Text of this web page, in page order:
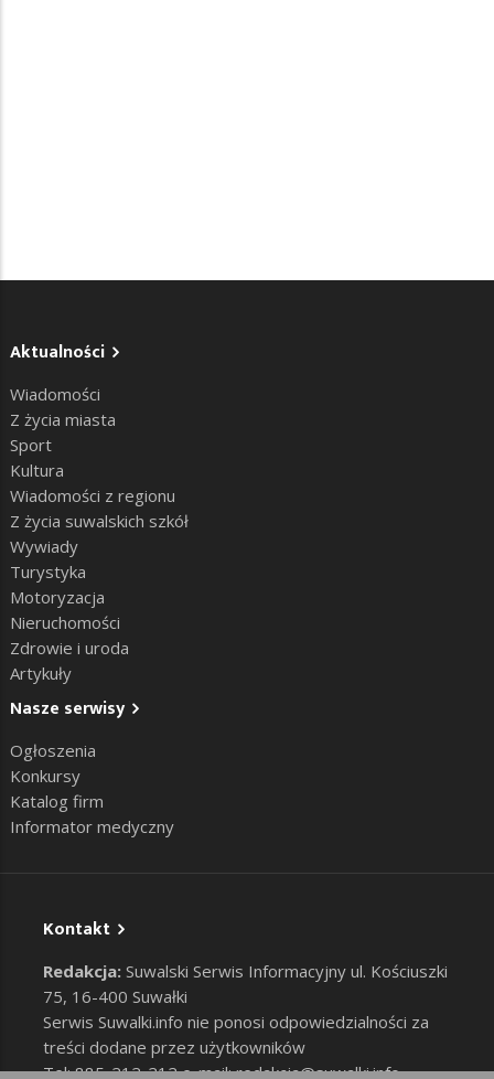
Aktualności
Wiadomości
Z życia miasta
Sport
Kultura
Wiadomości z regionu
Z życia suwalskich szkół
Wywiady
Turystyka
Motoryzacja
Nieruchomości
Zdrowie i uroda
Artykuły
Nasze serwisy
Ogłoszenia
Konkursy
Katalog firm
Informator medyczny
Kontakt
Redakcja: Suwalski Serwis Informacyjny ul. Kościuszki
75, 16-400 Suwałki
Serwis Suwalki.info nie ponosi odpowiedzialności za
treści dodane przez użytkowników
Tel: 885-212-212 e-mail:redakcja@suwalki.info,